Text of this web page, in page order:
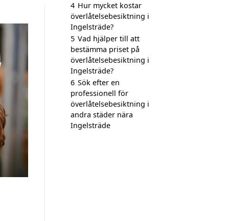
4 Hur mycket kostar
överlåtelsebesiktning i
Ingelsträde?
5 Vad hjälper till att
bestämma priset på
överlåtelsebesiktning i
Ingelsträde?
6 Sök efter en
professionell för
överlåtelsebesiktning i
andra städer nära
Ingelsträde